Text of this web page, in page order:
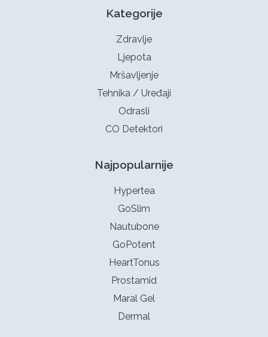
Kategorije
Zdravlje
Ljepota
Mršavljenje
Tehnika / Uređaji
Odrasli
CO Detektori
Najpopularnije
Hypertea
GoSlim
Nautubone
GoPotent
HeartTonus
Prostamid
Maral Gel
Dermal